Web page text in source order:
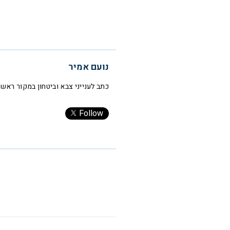
נועם אמיר
כתב לענייני צבא וביטחון במקור
Follow